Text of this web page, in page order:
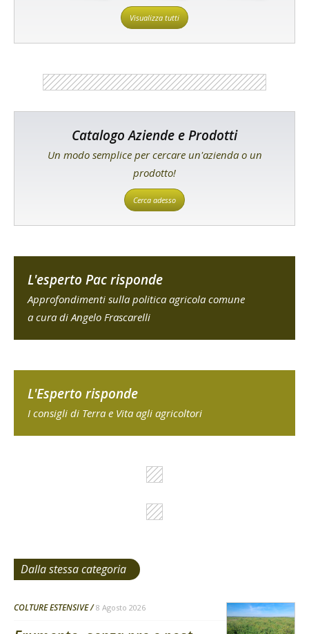
Visualizza tutti
Catalogo Aziende e Prodotti
Un modo semplice per cercare un'azienda o un
prodotto!
Cerca adesso
L'esperto Pac risponde
Approfondimenti sulla politica agricola comune
a cura di Angelo Frascarelli
L'Esperto risponde
I consigli di Terra e Vita agli agricoltori
Dalla stessa categoria
COLTURE ESTENSIVE 8 Agosto 2026